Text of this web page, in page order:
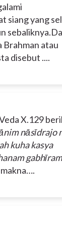
siang yang
Brahman atau
disebut ....
X.129
nāsīdrajo
kuha kasya